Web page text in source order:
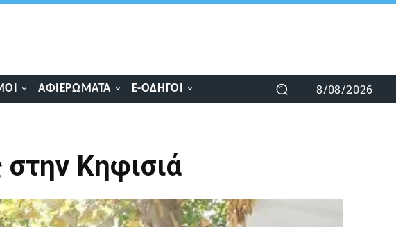
ΑΦΙΕΡΏΜΑΤΑ E-ΟΔΗΓΟΊ 8/08/2026
Κηφισιά